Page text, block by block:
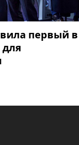
первый в